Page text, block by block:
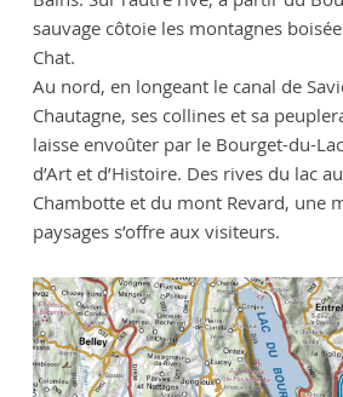
sauvage côtoie les montagnes
Chat.
Au nord, en longeant le canal de
Chautagne, ses collines et sa
laisse envoûter par le Bourget-du-
d’Art et d’Histoire. Des rives du lac
Chambotte et du mont Revard, une
paysages s’offre aux visiteurs.